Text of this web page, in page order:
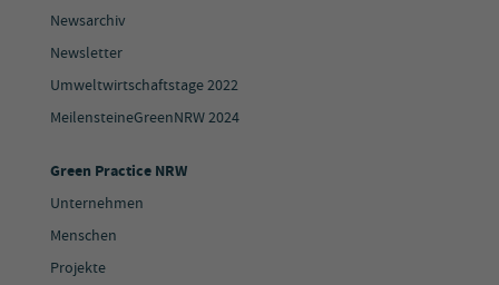
Newsarchiv
Newsletter
Umweltwirtschaftstage 2022
MeilensteineGreenNRW 2024
Green Practice NRW
Unternehmen
Menschen
Projekte